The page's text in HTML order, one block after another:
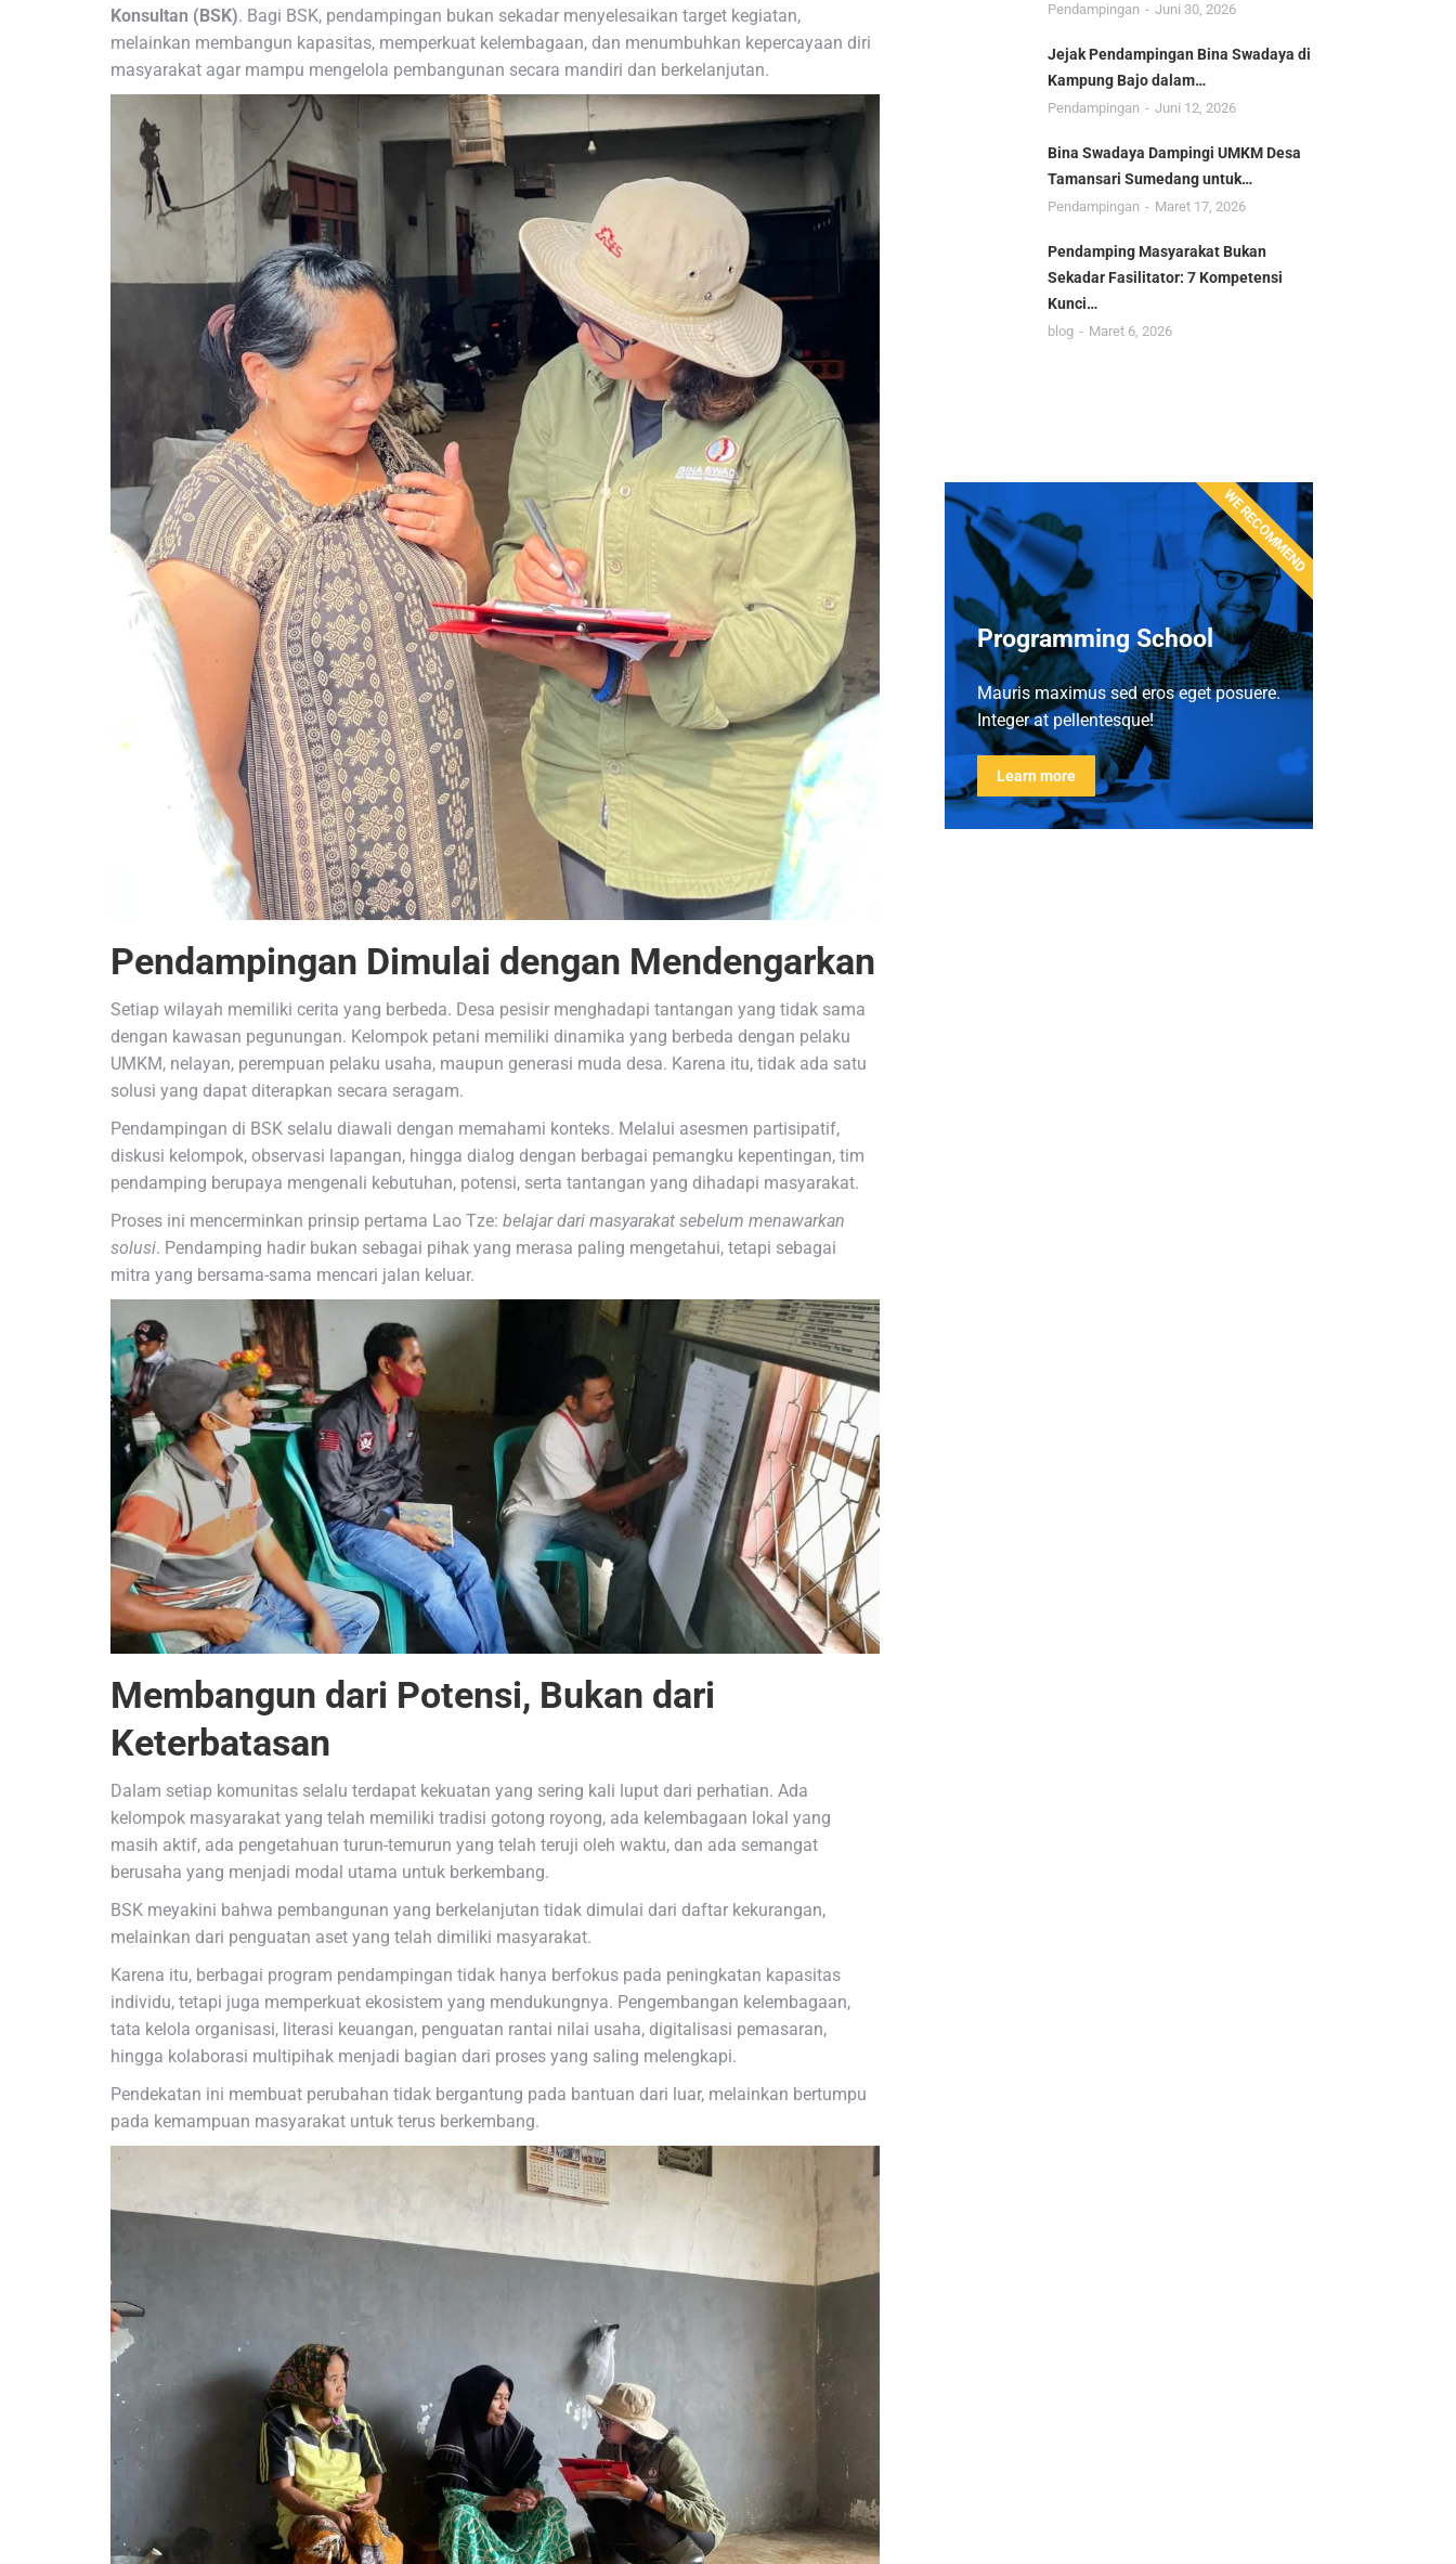
Konsultan (BSK). Bagi BSK, pendampingan bukan sekadar menyelesaikan target kegiatan,
melainkan membangun kapasitas, memperkuat kelembagaan, dan menumbuhkan kepercayaan diri
masyarakat agar mampu mengelola pembangunan secara mandiri dan berkelanjutan.
Pendampingan Dimulai dengan Mendengarkan
Setiap wilayah memiliki cerita yang berbeda. Desa pesisir menghadapi tantangan yang tidak sama
dengan kawasan pegunungan. Kelompok petani memiliki dinamika yang berbeda dengan pelaku
UMKM, nelayan, perempuan pelaku usaha, maupun generasi muda desa. Karena itu, tidak ada satu
solusi yang dapat diterapkan secara seragam.
Pendampingan di BSK selalu diawali dengan memahami konteks. Melalui asesmen partisipatif,
diskusi kelompok, observasi lapangan, hingga dialog dengan berbagai pemangku kepentingan, tim
pendamping berupaya mengenali kebutuhan, potensi, serta tantangan yang dihadapi masyarakat.
Proses ini mencerminkan prinsip pertama Lao Tze: belajar dari masyarakat sebelum menawarkan
solusi. Pendamping hadir bukan sebagai pihak yang merasa paling mengetahui, tetapi sebagai
mitra yang bersama-sama mencari jalan keluar.
Membangun dari Potensi, Bukan dari
Keterbatasan
Dalam setiap komunitas selalu terdapat kekuatan yang sering kali luput dari perhatian. Ada
kelompok masyarakat yang telah memiliki tradisi gotong royong, ada kelembagaan lokal yang
masih aktif, ada pengetahuan turun-temurun yang telah teruji oleh waktu, dan ada semangat
berusaha yang menjadi modal utama untuk berkembang.
BSK meyakini bahwa pembangunan yang berkelanjutan tidak dimulai dari daftar kekurangan,
melainkan dari penguatan aset yang telah dimiliki masyarakat.
Karena itu, berbagai program pendampingan tidak hanya berfokus pada peningkatan kapasitas
individu, tetapi juga memperkuat ekosistem yang mendukungnya. Pengembangan kelembagaan,
tata kelola organisasi, literasi keuangan, penguatan rantai nilai usaha, digitalisasi pemasaran,
hingga kolaborasi multipihak menjadi bagian dari proses yang saling melengkapi.
Pendekatan ini membuat perubahan tidak bergantung pada bantuan dari luar, melainkan bertumpu
pada kemampuan masyarakat untuk terus berkembang.
Pendampingan Juni 30, 2026
Jejak Pendampingan Bina Swadaya di
Kampung Bajo dalam…
Pendampingan Juni 12, 2026
Bina Swadaya Dampingi UMKM Desa
Tamansari Sumedang untuk…
Pendampingan Maret 17, 2026
Pendamping Masyarakat Bukan
Sekadar Fasilitator: 7 Kompetensi
Kunci…
blog Maret 6, 2026
Programming School
Mauris maximus sed eros eget posuere.
Integer at pellentesque!
Learn more
WE RECOMMEND